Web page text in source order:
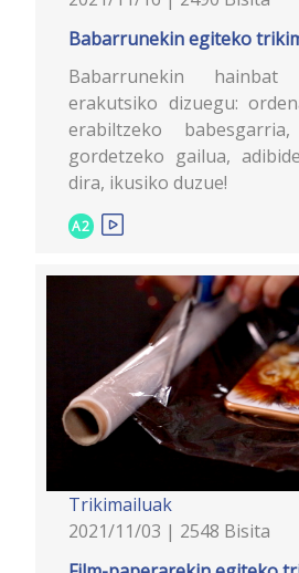
Babarrunekin egiteko
Babarrunekin
erakutsiko dizuegu:
erabiltzeko
gordetzeko gailua,
dira, ikusiko duzue!
A2
Trikimailuak
2021/11/03 | 2548 Bisita